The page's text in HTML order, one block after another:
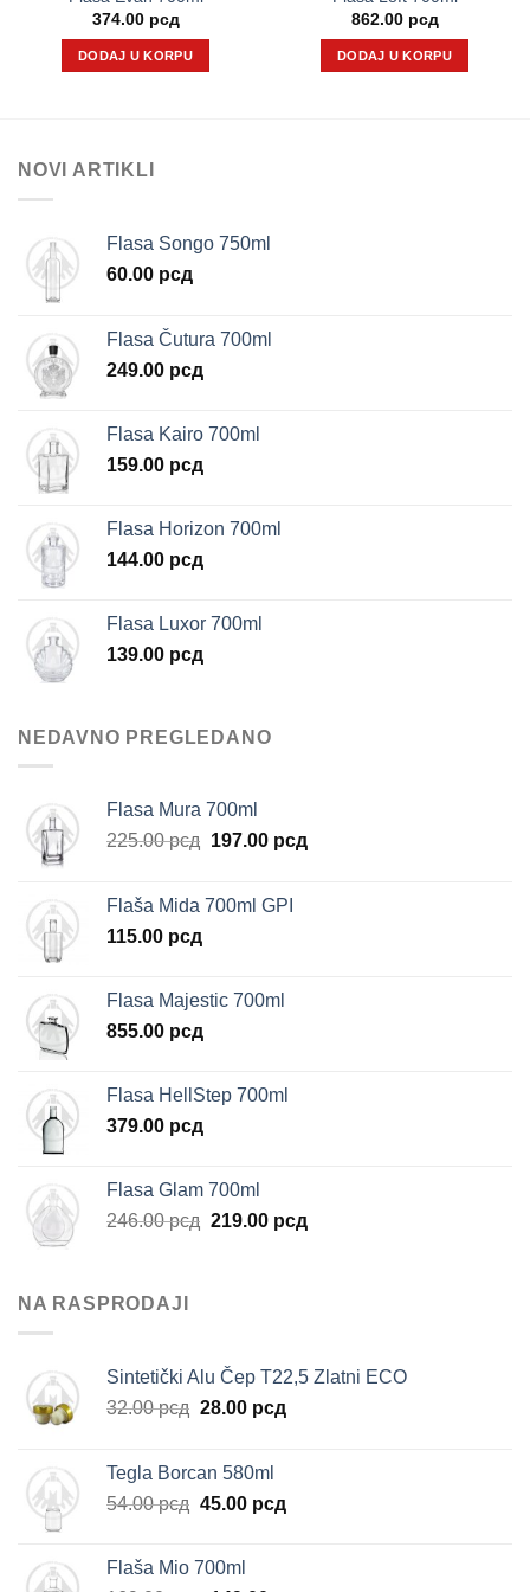
374.00 рсд
DODAJ U KORPU
862.00 рсд
DODAJ U KORPU
NOVI ARTIKLI
Flasa Songo 750ml
60.00 рсд
Flasa Čutura 700ml
249.00 рсд
Flasa Kairo 700ml
159.00 рсд
Flasa Horizon 700ml
144.00 рсд
Flasa Luxor 700ml
139.00 рсд
NEDAVNO PREGLEDANO
Flasa Mura 700ml
225.00рсд Originalna
bila:
197.00 рсдTrenutna
Flaša Mida 700ml GPI
115.00 рсд
Flasa Majestic 700ml
855.00 рсд
Flasa HellStep 700ml
379.00 рсд
Flasa Glam 700ml
246.00рсд Originalna
219.00 рсдTrenutna
NA RASPRODAJI
Sintetički Alu Čep T22,5 Zlatni ECO
32.00рсд Originalna
bila:
32.00 рсд.
28.00 рсдTrenutna
Tegla Borcan 580ml
54.00рсд Originalna
bila:
45.00 рсдTrenutna
Flaša Mio 700ml